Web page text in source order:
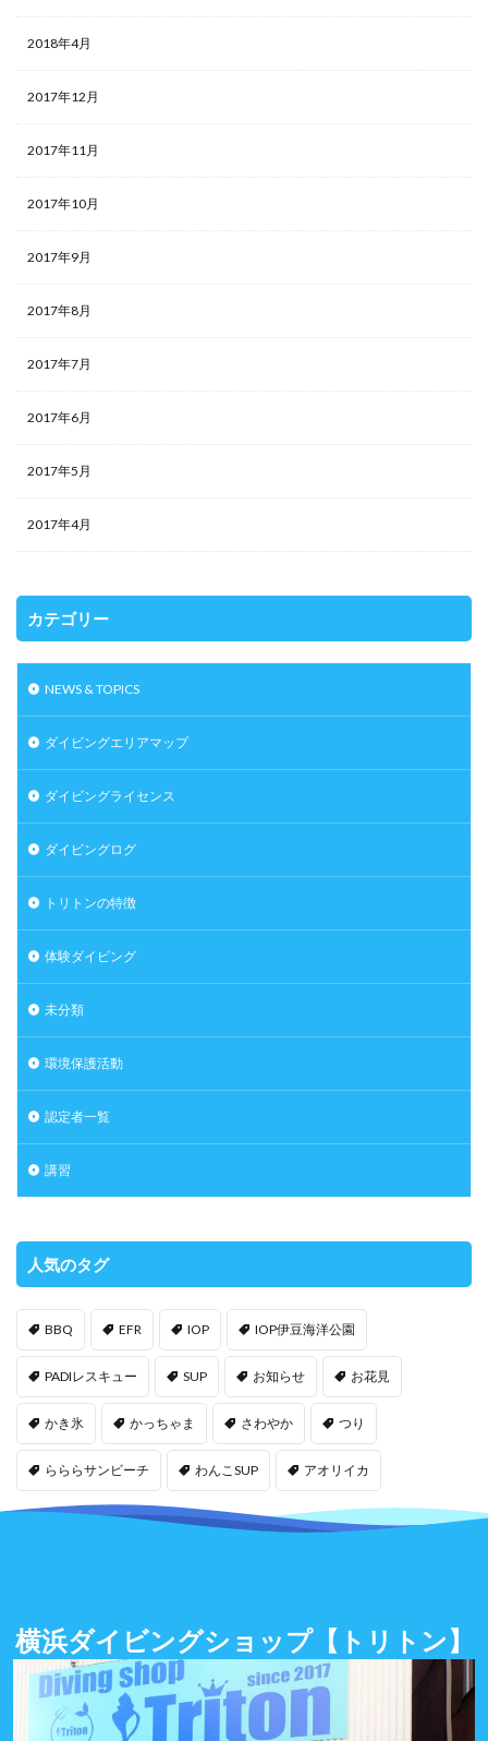
2018年4月
2017年12月
2017年11月
2017年10月
2017年9月
2017年8月
2017年7月
2017年6月
2017年5月
2017年4月
カテゴリー
NEWS & TOPICS
ダイビングエリアマップ
ダイビングライセンス
ダイビングログ
トリトンの特徴
体験ダイビング
未分類
環境保護活動
認定者一覧
講習
人気のタグ
BBQ EFR IOP IOP伊豆海洋公園
PADIレスキュー SUP お知らせ お花見
かき氷 かっちゃま さわやか つり
らららサンビーチ わんこSUP アオリイカ
横浜ダイビングショップ【トリトン】